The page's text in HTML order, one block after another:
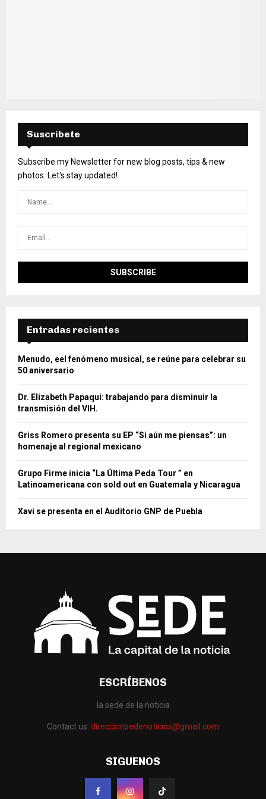
Suscribete
Subscribe my Newsletter for new blog posts, tips & new
photos. Let's stay updated!
Entradas recientes
Menudo, eel fenómeno musical, se reúne para celebrar su
50 aniversario
Dr. Elizabeth Papaqui: trabajando para disminuir la
transmisión del VIH.
Griss Romero presenta su EP “Si aún me piensas”: un
homenaje al regional mexicano
Grupo Firme inicia “La Última Peda Tour ” en
Latinoamericana con sold out en Guatemala y Nicaragua
Xavi se presenta en el Auditorio GNP de Puebla
ESCRÍBENOS
la sede de la noticia
Contact us: direccionsedenoticias@gmail.com
SIGUENOS